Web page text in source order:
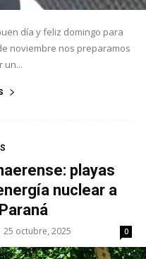
día y feliz domingo para
noviembre nos preparamos
un...
playas
nuclear a
25 octubre, 2025 0